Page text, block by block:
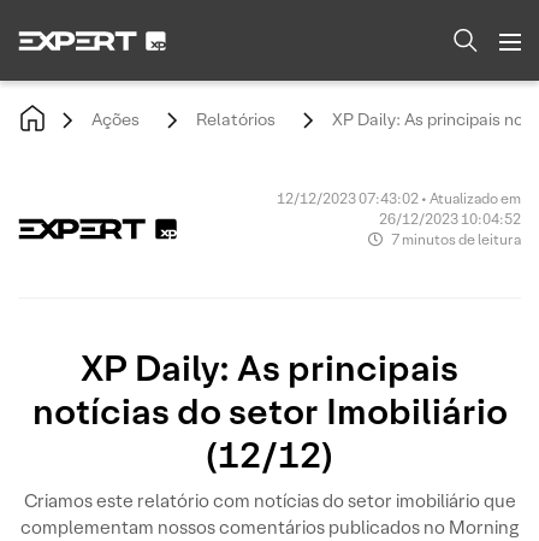
Ações Relatórios XP Daily: As principais
12/12/2023 07:43:02 • Atualizado em
26/12/2023 10:04:52
7 minutos de leitura
XP Daily: As principais
notícias do setor Imobiliário
(12/12)
Criamos este relatório com notícias do setor imobiliário que
complementam nossos comentários publicados no Morning